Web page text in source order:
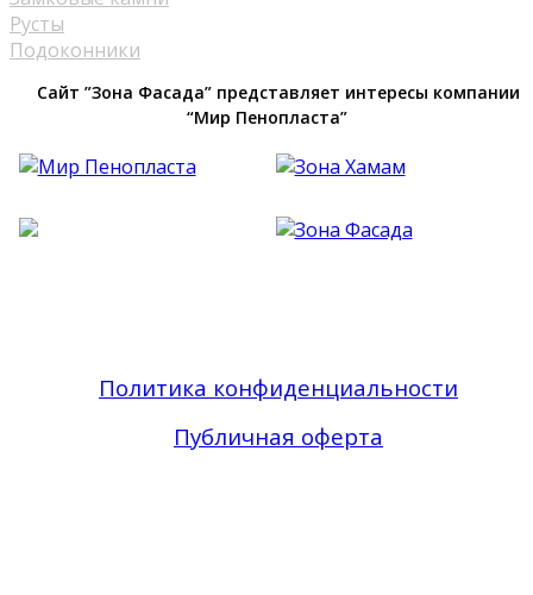
Русты
Подоконники
Сайт ”Зона Фасада” представляет интересы компании
“Мир Пенопласта”
Политика конфиденциальности
Публичная оферта